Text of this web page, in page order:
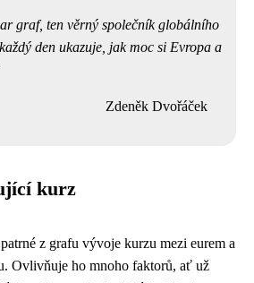
graf, ten věrný společník globálního
den ukazuje, jak moc si Evropa a
Zdeněk Dvořáček
kurz
z grafu vývoje kurzu mezi eurem a
Ovlivňuje ho mnoho faktorů, ať už